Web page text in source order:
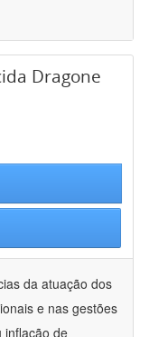
Dragone
da atuação dos
e nas gestões
inflação de